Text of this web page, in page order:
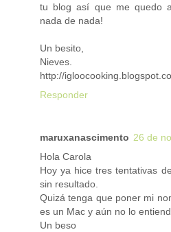
tu blog así que me quedo
nada de nada!
Un besito,
Nieves.
http://
Responder
maruxanascimento 26 de
Hola Carola
Hoy ya hice tres tentativas
sin resultado.
Quizá tenga que poner mi
es un Mac y aún no lo
Un beso